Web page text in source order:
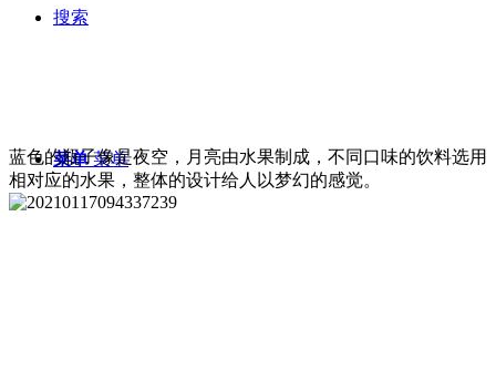
搜索
菜单 菜单
蓝色的瓶子像是夜空，月亮由水果制成，不同口味的饮料选用
相对应的水果，整体的设计给人以梦幻的感觉。